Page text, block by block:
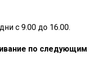
с 9.00 до 16.00.
по следующим